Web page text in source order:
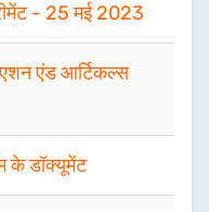
- 25 मई 2023
एंड आर्टिकल्स
के डॉक्यूमेंट